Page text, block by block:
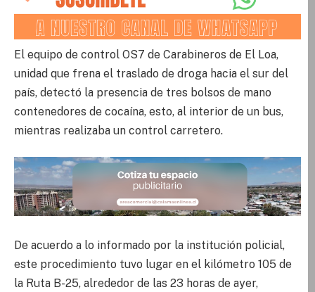
El equipo de control OS7 de Carabineros de El Loa,
unidad que frena el traslado de droga hacia el sur del
país, detectó la presencia de tres bolsos de mano
contenedores de cocaína, esto, al interior de un bus,
mientras realizaba un control carretero.
De acuerdo a lo informado por la institución policial,
este procedimiento tuvo lugar en el kilómetro 105 de
la Ruta B-25, alrededor de las 23 horas de ayer,